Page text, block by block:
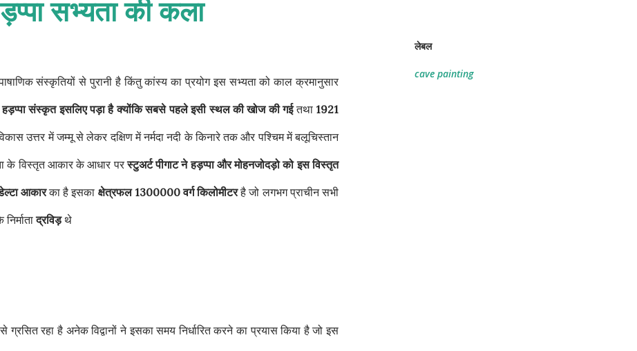
ड़प्पा सभ्यता की कला
संस्कृतियों से पुरानी है किंतु कांस्य का प्रयोग इस सभ्यता को काल क्रमानुसार
संस्कृत इसलिए पड़ा है क्योंकि सबसे पहले इसी स्थल की खोज की गईतथा1921
उत्तर में जम्मू से लेकर दक्षिण में नर्मदा नदी के किनारे तक और पश्चिम में बलूचिस्तान
के विस्तृत आकार के आधार परस्टुअर्ट पीगाट ने हड़प्पा और मोहनजोदड़ो को इस विस्तृत
आकारका है इसका क्षेत्रफल 1300000 वर्ग किलोमीटरहै जो लगभग प्राचीन सभी
द्रविड़थे
ग्रसित रहा है अनेक विद्वानों ने इसका समय निर्धारित करने का प्रयास किया है जो इस
लेबल
cave painting